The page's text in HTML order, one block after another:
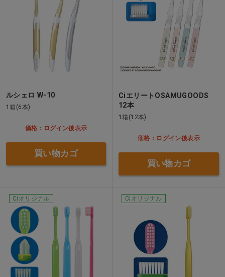
ルシェロ W-10
1箱(6本)
価格：ログイン後表示
買い物カゴ
CiエリートOSAMUGOODS
12本
1箱(12本)
価格：ログイン後表示
買い物カゴ
Ciオリジナル Ciオリジナル